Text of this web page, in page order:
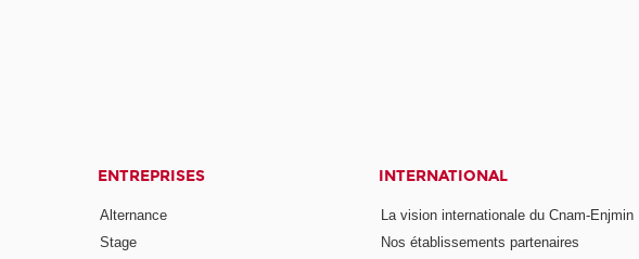
ENTREPRISES
Alternance
Stage
INTERNATIONAL
La vision internationale du Cnam-Enjmin
Nos établissements partenaires